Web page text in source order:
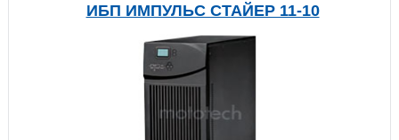
ИБП ИМПУЛЬС СТАЙЕР 11-10